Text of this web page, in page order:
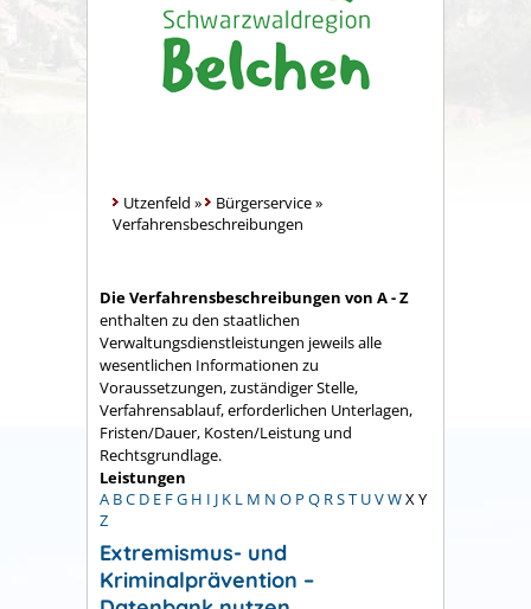
Utzenfeld » Bürgerservice»
Verfahrensbeschreibungen
Die Verfahrensbeschreibungen von A - Z
enthalten zu den staatlichen
Verwaltungsdienstleistungen jeweils alle
wesentlichen Informationen zu
Voraussetzungen, zuständiger Stelle,
Verfahrensablauf, erforderlichen Unterlagen,
Fristen/Dauer, Kosten/Leistung und
Rechtsgrundlage.
Leistungen
A BC D E FG H I J K L M N O P Q RST UVWX Y
Z
Extremismus- und
Kriminalprävention –